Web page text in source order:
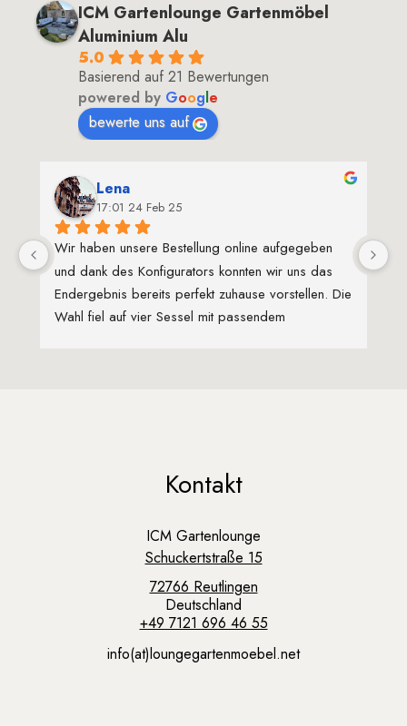
ICM Gartenlounge Gartenmöbel
Aluminium Alu
5.0
Basierend auf 21 Bewertungen
powered by Google
bewerte uns auf
Lena
17:01 24 Feb 25
Wir haben unsere Bestellung online aufgegeben
und dank des Konfigurators konnten wir uns das
Endergebnis bereits perfekt zuhause vorstellen. Die
Wahl fiel auf vier Sessel mit passendem
Kontakt
ICM Gartenlounge
Schuckertstraße 15
72766 Reutlingen
Deutschland
+49 7121 696 46 55
info(at)loungegartenmoebel.net